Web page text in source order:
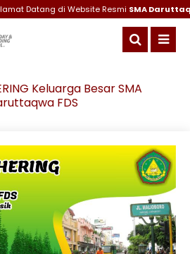
Datang di Website ResmiSMA Daruttaqwa
Keluarga Besar SMA
FDS